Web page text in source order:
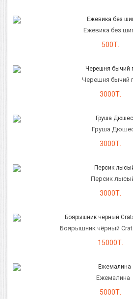
Ежевика без
500Т.
Черешня бычий
3000Т.
Груша
3000Т.
Персик
3000Т.
Боярышник чёрный
15000Т.
Ежемалина
5000Т.